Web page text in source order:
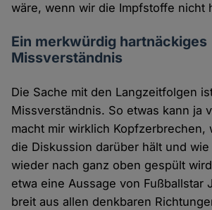
wäre, wenn wir die Impfstoffe nicht
Ein merkwürdig hartnäckiges
Missverständnis
Die Sache mit den Langzeitfolgen
Missverständnis. So etwas kann ja
macht mir wirklich Kopfzerbrechen,
die Diskussion darüber hält und
wieder nach ganz oben gespült
etwa eine Aussage von Fußballstar
breit aus allen denkbaren